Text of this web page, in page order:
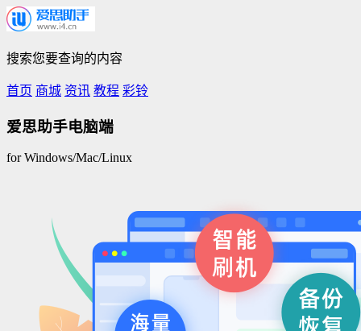
搜索您要查询的内容
首页 商城 资讯 教程 彩铃
爱思助手电脑端
for Windows/Mac/Linux